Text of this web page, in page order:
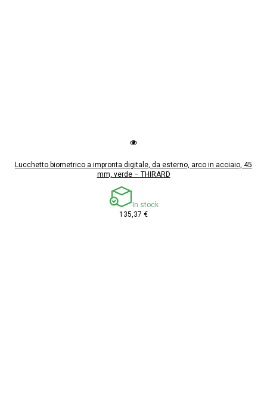
Lucchetto biometrico a impronta digitale, da esterno, arco in acciaio, 45
mm, verde – THIRARD
In stock
135,37 €